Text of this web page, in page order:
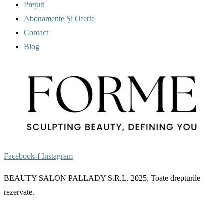
Prețuri
Abonamente Și Oferte
Contact
Blog
Facebook-f Instagram
BEAUTY SALON PALLADY S.R.L. 2025. Toate drepturile
rezervate.